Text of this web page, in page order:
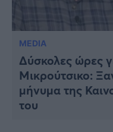
MEDIA
Δύσκολες ώρες
Μικρούτσικο:
μήνυμα της
του